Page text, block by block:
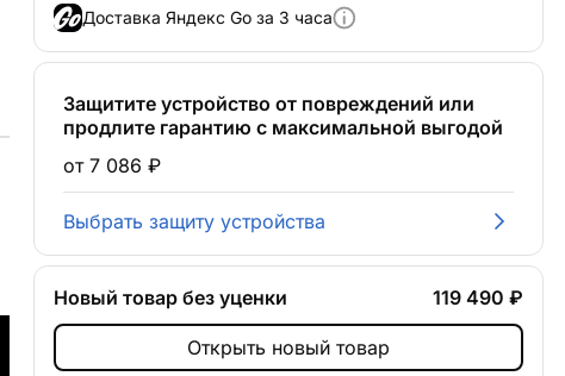
Доставка Яндекс Go за 3 часа
Защитите устройство от повреждений или
продлите гарантию с максимальной выгодой
от 7 086 ₽
Выбрать защиту устройства
Новый товар без уценки 119 490 ₽
Открыть новый товар